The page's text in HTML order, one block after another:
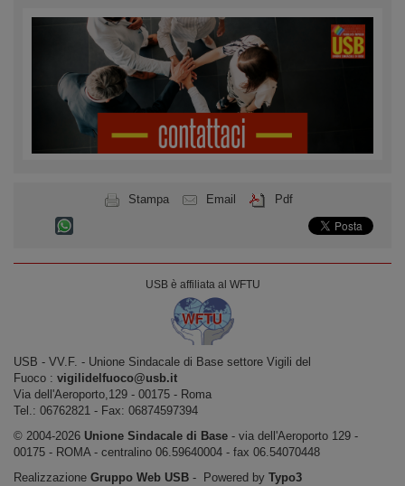
Stampa Email Pdf
USB è affiliata al WFTU
USB ‐ VV.F. - Unione Sindacale di Base settore Vigili del
Fuoco : vigilidelfuoco@usb.it
Via dell'Aeroporto,129 ‐ 00175 ‐ Roma
Tel.: 06762821 ‐ Fax: 06874597394
© 2004-2026 Unione Sindacale di Base ‐ via dell'Aeroporto 129 -
00175 - ROMA - centralino 06.59640004 - fax 06.54070448
Realizzazione Gruppo Web USB ‐ Powered by Typo3